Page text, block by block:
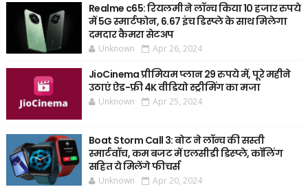
Realme c65: रियलमी ने लॉन्च किया 10 हजार रुपये
में 5G स्मार्टफोन, 6.67 इंच डिस्प्ले के साथ मिलेगा
दमदार कैमरा सेटअप
Unknown Apr 26, 2024
JioCinema प्रीमियम प्लान 29 रुपये में, पूरे महीने
उठाएं ऐड-फ्री 4K वीडियो स्ट्रीमिंग का मजा
Unknown Apr 25, 2024
Boat Storm Call 3: बोट ने लॉन्च की सस्ती
स्मार्टवॉच, कम बजट में एलसीडी डिस्प्ले, कॉलिंग
सहित ये मिलेंगे फीचर्स
Unknown Apr 20, 2024